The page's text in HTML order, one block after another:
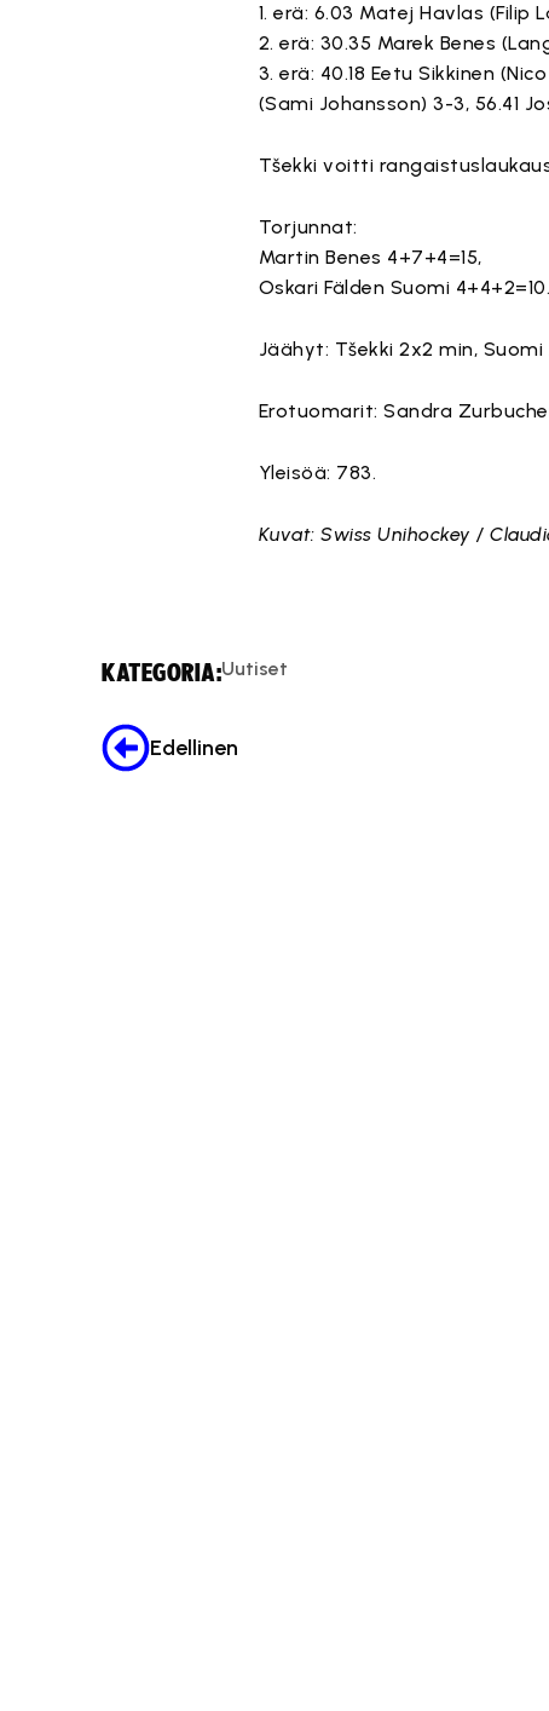
1. erä: 6.03 Matej Havlas (Filip
2. erä: 30.35 Marek Benes
3. erä: 40.18 Eetu Sikkinen
(Sami Johansson) 3-3, 56.41
Tšekki voitti
Torjunnat:
Martin Benes 4+7+4=15,
Oskari Fälden Suomi 4+4+2=10.
Jäähyt: Tšekki 2x2 min, Suomi
Erotuomarit: Sandra
Yleisöä: 783.
Kuvat: Swiss Unihockey /
KATEGORIA:Uutiset
Edellinen